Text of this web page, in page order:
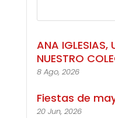
ANA IGLESIAS,
NUESTRO
8 Ago, 2026
Fiestas de
20 Jun, 2026